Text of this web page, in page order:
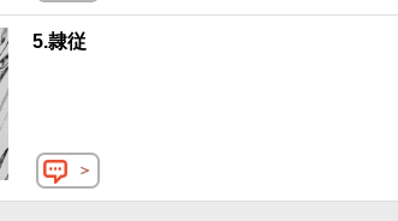
5.隷従
＞